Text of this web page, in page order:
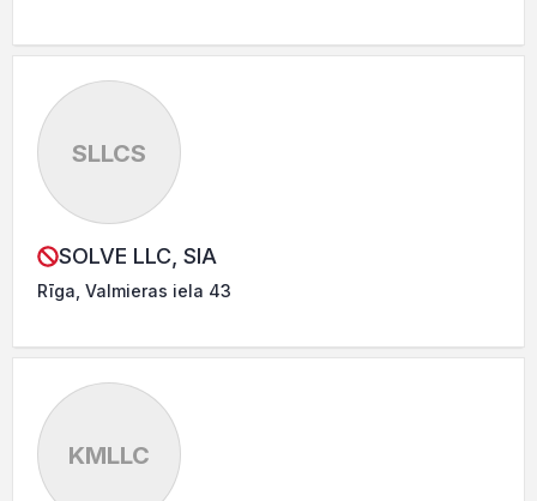
SLLCS
SOLVE LLC, SIA
Rīga, Valmieras iela 43
KMLLC